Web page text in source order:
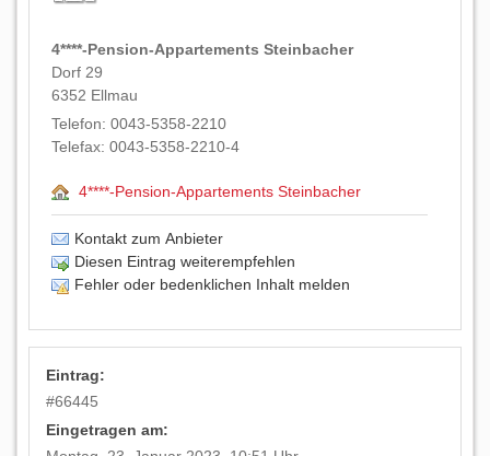
4****-Pension-Appartements Steinbacher
Dorf 29
6352 Ellmau
Telefon: 0043-5358-2210
Telefax: 0043-5358-2210-4
4****-Pension-Appartements Steinbacher
Kontakt zum Anbieter
Diesen Eintrag weiterempfehlen
Fehler oder bedenklichen Inhalt melden
Eintrag:
#66445
Eingetragen am: